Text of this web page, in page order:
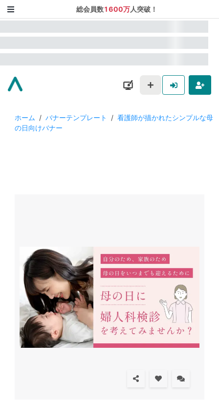
総会員数1600万人突破！
ホーム / バナーテンプレート / 看護師が描かれたシンプルな母
の日向けバナー